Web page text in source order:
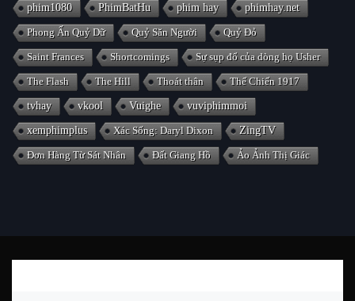
phim1080 PhimBatHu phim hay phimhay.net
Phong Ấn Quỷ Dữ Quỷ Săn Người Quỷ Đỏ
Saint Frances Shortcomings Sự sụp đổ của dòng họ Usher
The Flash The Hill Thoát thân Thế Chiến 1917
tvhay vkool Vuighe vuviphimmoi
xemphimplus Xác Sống: Daryl Dixon ZingTV
Đơn Hàng Từ Sát Nhân Đất Giang Hồ Ảo Ảnh Thị Giác